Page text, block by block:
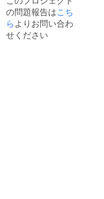
の問題報告はこち
らよりお問い合わ
せください